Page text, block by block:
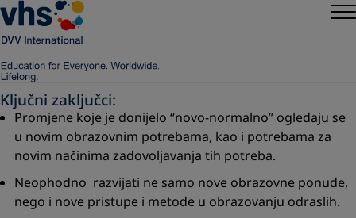
Ključni zaključci:
Promjene koje je donijelo “novo-normalno” ogledaju se
u novim obrazovnim potrebama, kao i potrebama za
novim načinima zadovoljavanja tih potreba.
Neophodno razvijati ne samo nove obrazovne ponude,
nego i nove pristupe i metode u obrazovanju odraslih.